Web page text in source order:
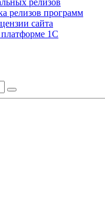
релизов программ
сайта
платформе 1С